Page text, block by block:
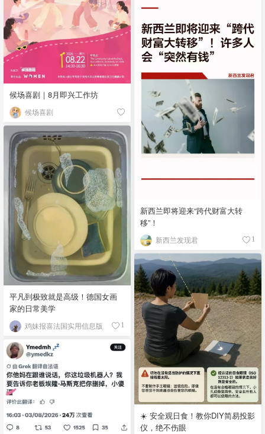
候场喜剧｜8月即兴工作坊
候场喜剧
新西兰即将迎来“跨代财富大转
移”！
新西兰发现君 1
平凡到极致就是高级！德国女画
家的日常美学
鸡妹报喜法国实用信息版 1
☀️ 安全观日食！教你DIY简易投影
仪，绝不伤眼